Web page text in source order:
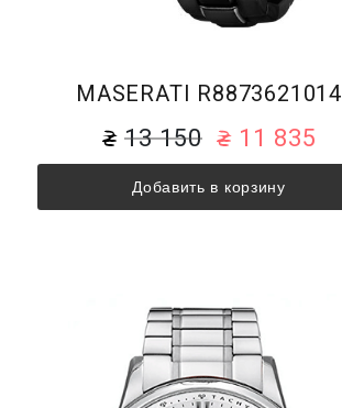
MASERATI R8873621014
13 150 11 835
Добавить в корзину